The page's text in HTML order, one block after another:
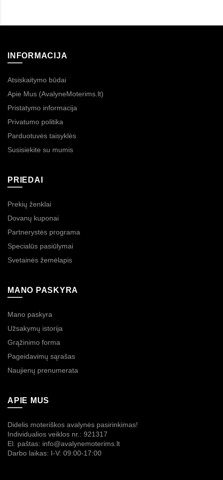
INFORMACIJA
Atsiskaitymo būdai
Apie Mus (AvalyneMoterims.lt)
Pristatymo informacija
Privatumo politika
Parduotuvės taisyklės
Susisiekite su mumis
PRIEDAI
Prekių ženklai
Dovanų kuponai
Partnerystės programa
Specialūs pasiūlymai
Svetainės žemėlapis
MANO PASKYRA
Mano paskyra
Užsakymų istorija
Grąžinimo forma
Pageidavimų sąrašas
Naujienų prenumerata
APIE MUS
Didelis moteriškos avalynės pasirinkimas!
Individualios veiklos nr.: 921317
El. paštas: info@avalynemoterims.lt
Darbo laikas: I-V: 09:00-17:00